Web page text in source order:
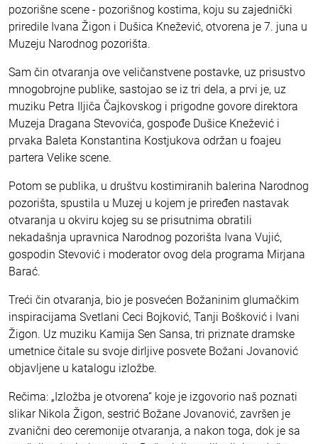
pozorišne scene - pozorišnog kostima, koju su zajednički
priredile Ivana Žigon i Dušica Knežević, otvorena je 7. juna u
Muzeju Narodnog pozorišta.
Sam čin otvaranja ove veličanstvene postavke, uz prisustvo
mnogobrojne publike, sastojao se iz tri dela, a prvi je, uz
muziku Petra Iljiča Čajkovskog i prigodne govore direktora
Muzeja Dragana Stevovića, gospođe Dušice Knežević i
prvaka Baleta Konstantina Kostjukova održan u foajeu
partera Velike scene.
Potom se publika, u društvu kostimiranih balerina Narodnog
pozorišta, spustila u Muzej u kojem je priređen nastavak
otvaranja u okviru kojeg su se prisutnima obratili
nekadašnja upravnica Narodnog pozorišta Ivana Vujić,
gospodin Stevović i moderator ovog dela programa Mirjana
Barać.
Treći čin otvaranja, bio je posvećen Božaninim glumačkim
inspiracijama Svetlani Ceci Bojković, Tanji Bošković i Ivani
Žigon. Uz muziku Kamija Sen Sansa, tri priznate dramske
umetnice čitale su svoje dirljive posvete Božani Jovanović
objavljene u katalogu izložbe.
Rečima: „Izložba je otvorena“ koje je izgovorio naš poznati
slikar Nikola Žigon, sestrić Božane Jovanović, završen je
zvanični deo ceremonije otvaranja, a nakon toga, dok je sa